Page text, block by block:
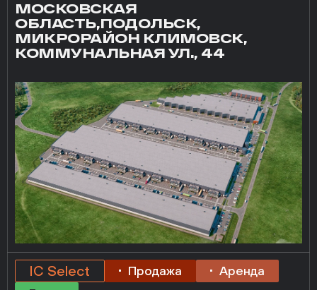
МОСКОВСКАЯ
ОБЛАСТЬ,ПОДОЛЬСК,
МИКРОРАЙОН КЛИМОВСК,
КОММУНАЛЬНАЯ УЛ., 44
IC Select Продажа
Аренда